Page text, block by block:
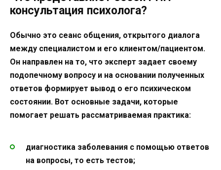
консультация психолога?
Обычно это сеанс общения, открытого диалога
между специалистом и его клиентом/пациентом.
Он направлен на то, что эксперт задает своему
подопечному вопросу и на основании полученных
ответов формирует вывод о его психическом
состоянии. Вот основные задачи, которые
помогает решать рассматриваемая практика:
диагностика заболевания с помощью ответов
на вопросы, то есть тестов;